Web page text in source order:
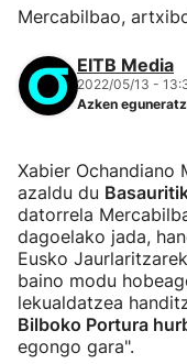
Mercabilbao,
EITB Media
2022/05/13 -
Azken
Xabier Ochandiano
azaldu du
datorrela
dagoelako jada,
Eusko
baino modu
lekualdatzea
Bilboko Portura
egongo gara".